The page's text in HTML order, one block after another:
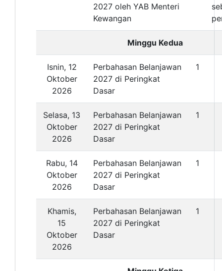
2027 oleh YAB Menteri
Kewangan
Minggu Kedua
Isnin, 12
Oktober
2026
Perbahasan Belanjawan
2027 di Peringkat
Dasar
1
Selasa, 13
Oktober
2026
Perbahasan Belanjawan
2027 di Peringkat
Dasar
1
Rabu, 14
Oktober
2026
Perbahasan Belanjawan
2027 di Peringkat
Dasar
1
Khamis,
15
Oktober
2026
Perbahasan Belanjawan
2027 di Peringkat
Dasar
1